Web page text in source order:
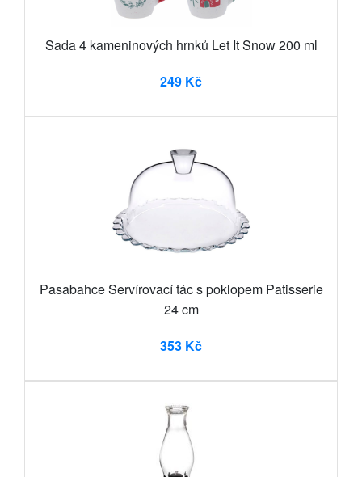
Sada 4 kameninových hrnků Let It Snow 200 ml
249 Kč
Pasabahce Servírovací tác s poklopem Patisserie
24 cm
353 Kč